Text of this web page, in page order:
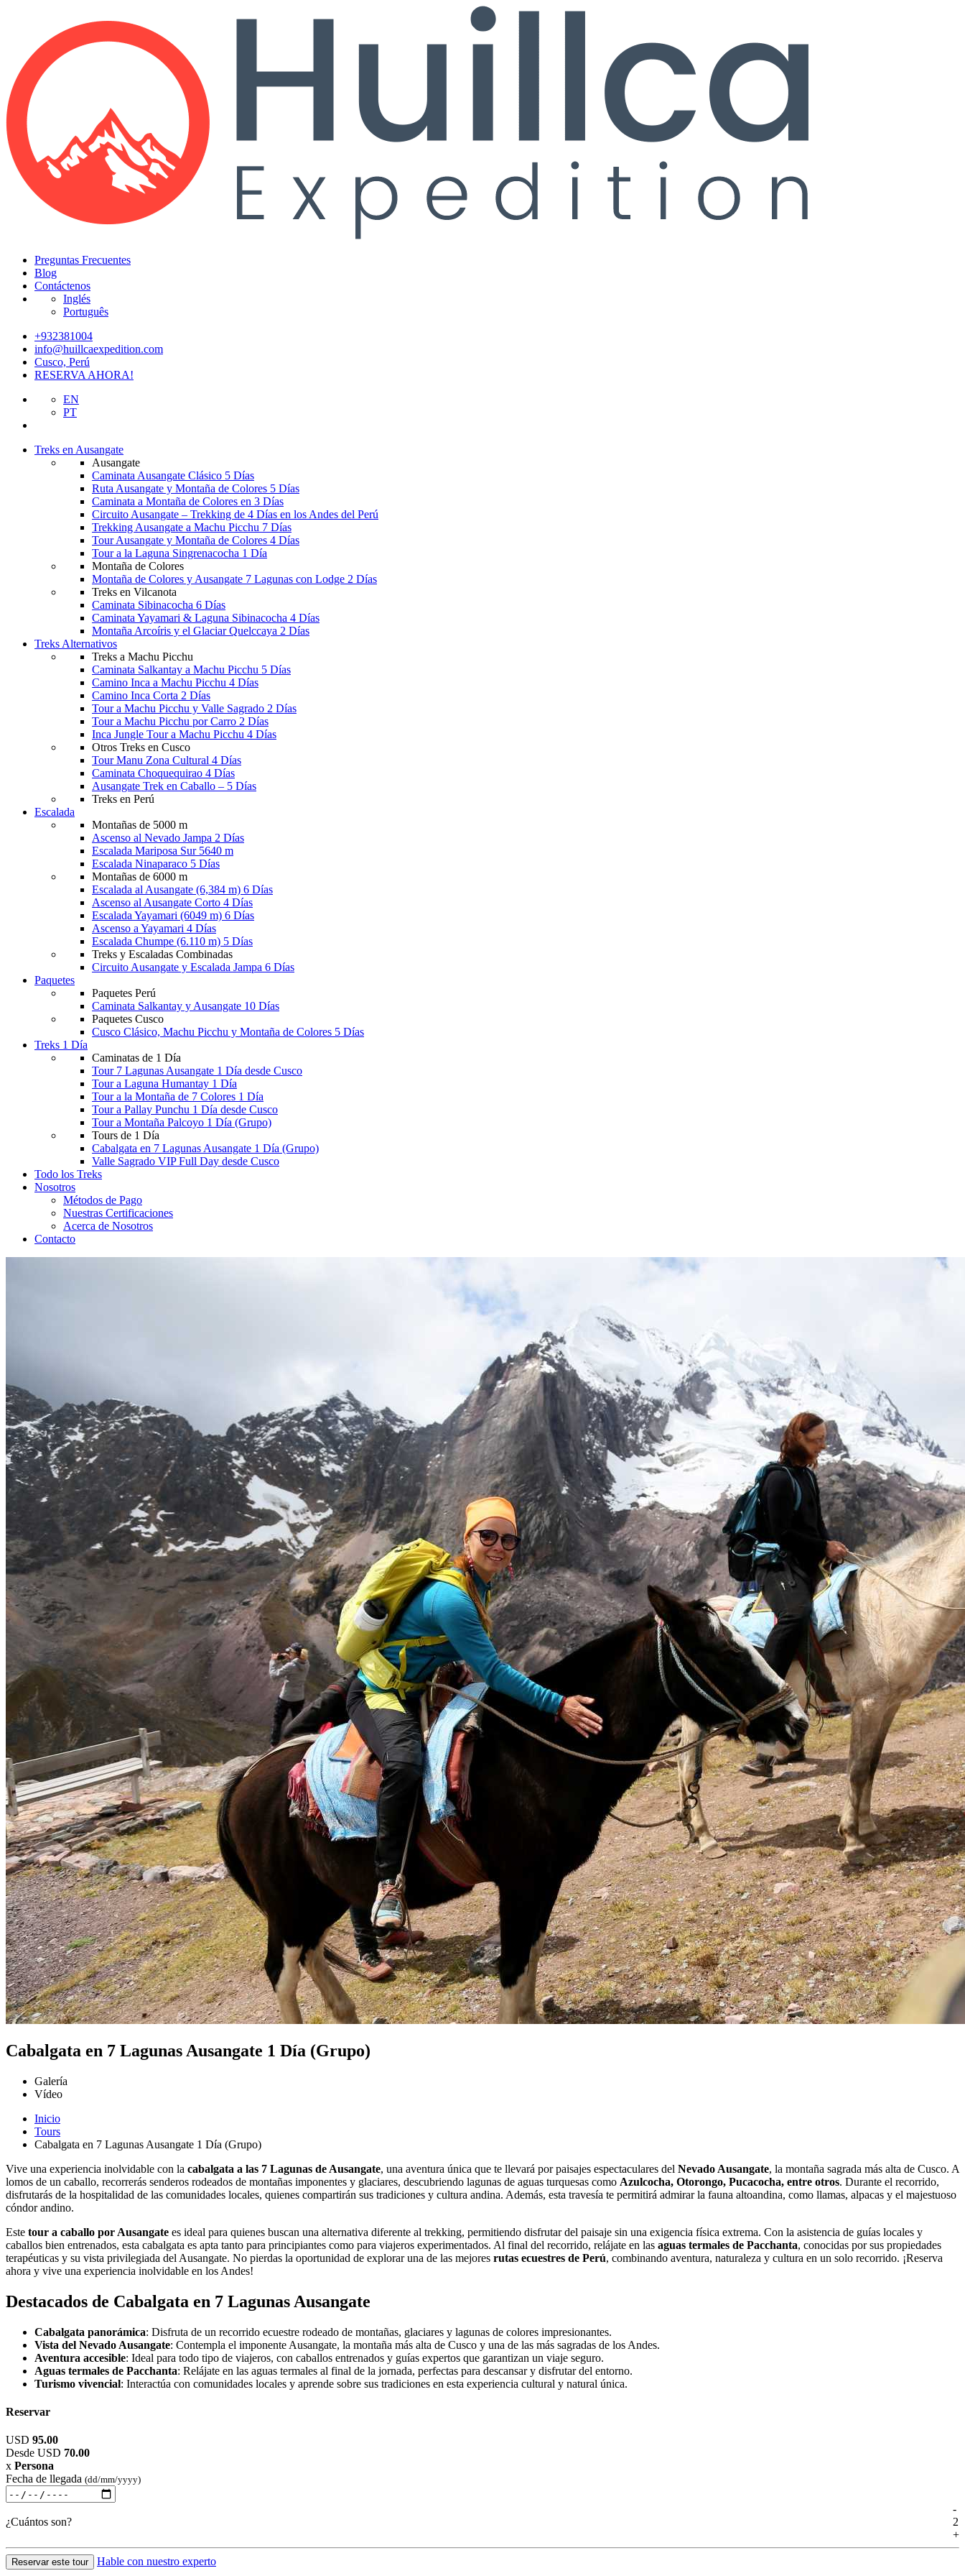
Preguntas Frecuentes
Blog
Contáctenos
Inglés
Português
+932381004
info@huillcaexpedition.com
Cusco, Perú
RESERVA AHORA!
EN
PT
Treks en Ausangate
Ausangate
Caminata Ausangate Clásico 5 Días
Ruta Ausangate y Montaña de Colores 5 Días
Caminata a Montaña de Colores en 3 Días
Circuito Ausangate – Trekking de 4 Días en los Andes del Perú
Trekking Ausangate a Machu Picchu 7 Días
Tour Ausangate y Montaña de Colores 4 Días
Tour a la Laguna Singrenacocha 1 Día
Montaña de Colores
Montaña de Colores y Ausangate 7 Lagunas con Lodge 2 Días
Treks en Vilcanota
Caminata Sibinacocha 6 Días
Caminata Yayamari & Laguna Sibinacocha 4 Días
Montaña Arcoíris y el Glaciar Quelccaya 2 Días
Treks Alternativos
Treks a Machu Picchu
Caminata Salkantay a Machu Picchu 5 Días
Camino Inca a Machu Picchu 4 Días
Camino Inca Corta 2 Días
Tour a Machu Picchu y Valle Sagrado 2 Días
Tour a Machu Picchu por Carro 2 Días
Inca Jungle Tour a Machu Picchu 4 Días
Otros Treks en Cusco
Tour Manu Zona Cultural 4 Días
Caminata Choquequirao 4 Días
Ausangate Trek en Caballo – 5 Días
Treks en Perú
Escalada
Montañas de 5000 m
Ascenso al Nevado Jampa 2 Días
Escalada Mariposa Sur 5640 m
Escalada Ninaparaco 5 Días
Montañas de 6000 m
Escalada al Ausangate (6,384 m) 6 Días
Ascenso al Ausangate Corto 4 Días
Escalada Yayamari (6049 m) 6 Días
Ascenso a Yayamari 4 Días
Escalada Chumpe (6.110 m) 5 Días
Treks y Escaladas Combinadas
Circuito Ausangate y Escalada Jampa 6 Días
Paquetes
Paquetes Perú
Caminata Salkantay y Ausangate 10 Días
Paquetes Cusco
Cusco Clásico, Machu Picchu y Montaña de Colores 5 Días
Treks 1 Día
Caminatas de 1 Día
Tour 7 Lagunas Ausangate 1 Día desde Cusco
Tour a Laguna Humantay 1 Día
Tour a la Montaña de 7 Colores 1 Día
Tour a Pallay Punchu 1 Día desde Cusco
Tour a Montaña Palcoyo 1 Día (Grupo)
Tours de 1 Día
Cabalgata en 7 Lagunas Ausangate 1 Día (Grupo)
Valle Sagrado VIP Full Day desde Cusco
Todo los Treks
Nosotros
Métodos de Pago
Nuestras Certificaciones
Acerca de Nosotros
Contacto
Cabalgata en 7 Lagunas Ausangate 1 Día (Grupo)
Galería
Vídeo
Inicio
Tours
Cabalgata en 7 Lagunas Ausangate 1 Día (Grupo)
Vive una experiencia inolvidable con la cabalgata a las 7 Lagunas de Ausangate, una aventura única que te llevará por paisajes espectaculares del Nevado Ausangate, la montaña sagrada más alta de Cusco. A
lomos de un caballo, recorrerás senderos rodeados de montañas imponentes y glaciares, descubriendo lagunas de aguas turquesas como Azulcocha, Otorongo, Pucacocha, entre otros. Durante el recorrido,
disfrutarás de la hospitalidad de las comunidades locales, quienes compartirán sus tradiciones y cultura andina. Además, esta travesía te permitirá admirar la fauna altoandina, como llamas, alpacas y el majestuoso
cóndor andino.
Este tour a caballo por Ausangate es ideal para quienes buscan una alternativa diferente al trekking, permitiendo disfrutar del paisaje sin una exigencia física extrema. Con la asistencia de guías locales y
caballos bien entrenados, esta cabalgata es apta tanto para principiantes como para viajeros experimentados. Al final del recorrido, relájate en las aguas termales de Pacchanta, conocidas por sus propiedades
terapéuticas y su vista privilegiada del Ausangate. No pierdas la oportunidad de explorar una de las mejores rutas ecuestres de Perú, combinando aventura, naturaleza y cultura en un solo recorrido. ¡Reserva
ahora y vive una experiencia inolvidable en los Andes!
Destacados de Cabalgata en 7 Lagunas Ausangate
Cabalgata panorámica: Disfruta de un recorrido ecuestre rodeado de montañas, glaciares y lagunas de colores impresionantes.
Vista del Nevado Ausangate: Contempla el imponente Ausangate, la montaña más alta de Cusco y una de las más sagradas de los Andes.
Aventura accesible: Ideal para todo tipo de viajeros, con caballos entrenados y guías expertos que garantizan un viaje seguro.
Aguas termales de Pacchanta: Relájate en las aguas termales al final de la jornada, perfectas para descansar y disfrutar del entorno.
Turismo vivencial: Interactúa con comunidades locales y aprende sobre sus tradiciones en esta experiencia cultural y natural única.
Reservar
USD 95.00
Desde USD 70.00
x Persona
Fecha de llegada (dd/mm/yyyy)
¿Cuántos son?
-
2
+
Reservar este tour Hable con nuestro experto